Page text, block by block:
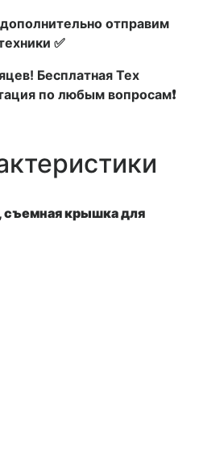
отправим
✅
Бесплатная Тех
по любым вопросам❗
съемная крышка для